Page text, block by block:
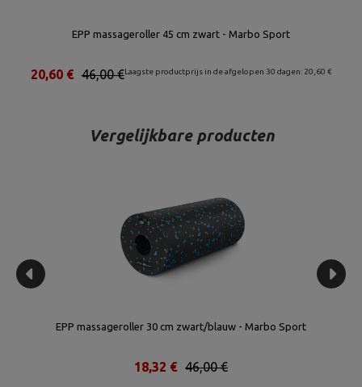
EPP massageroller 30 cm zwart/blauw - Marbo Sport
Laagste productprijs in de afgelopen 30 dagen: 18,32 €
46,00 €
18,32 €
Vergelijkbare producten
EPP massageroller 30 cm zwart/blauw - Marbo Sport
46,00 €
18,32 €